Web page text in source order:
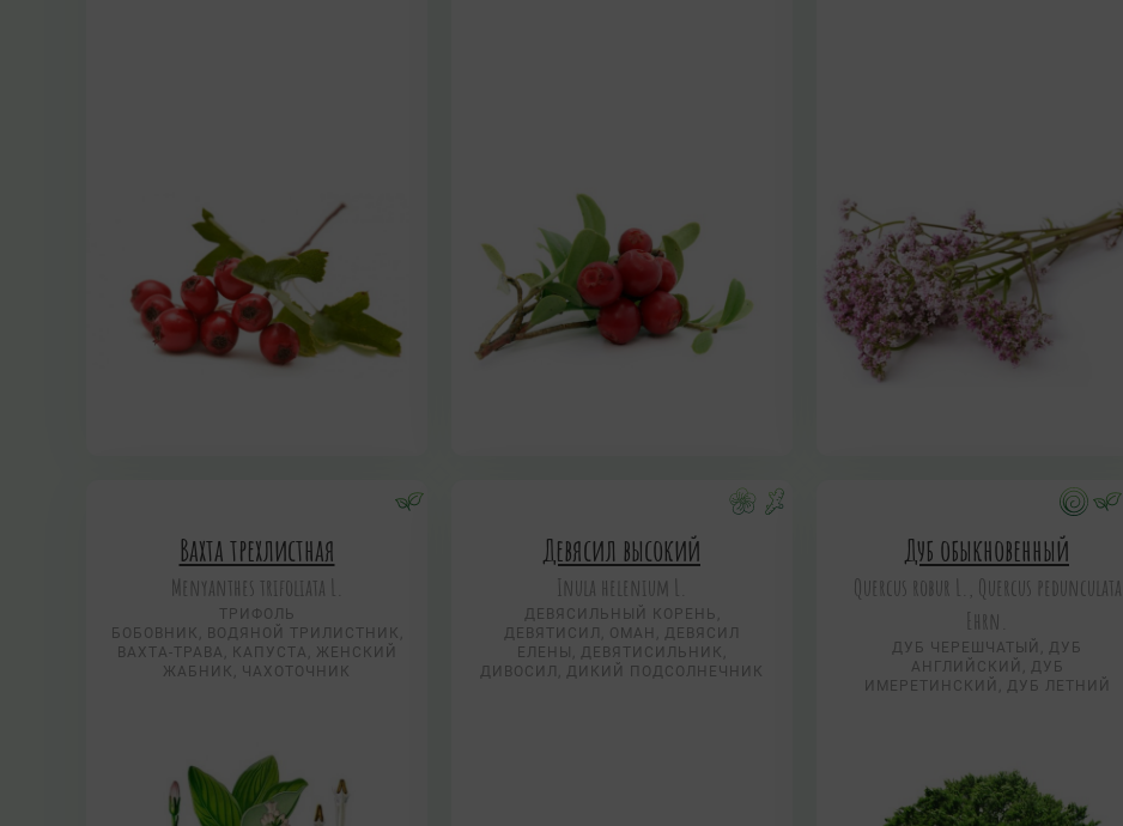
Вахта трехлистная
Menyanthes trifoliata L.
ТРИФОЛЬ
БОБОВНИК, ВОДЯНОЙ ТРИЛИСТНИК,
ВАХТА-ТРАВА, КАПУСТА, ЖЕНСКИЙ
ЖАБНИК, ЧАХОТОЧНИК
Девясил высокий
Inula helenium L.
ДЕВЯСИЛЬНЫЙ КОРЕНЬ,
ДЕВЯТИСИЛ, ОМАН, ДЕВЯСИЛ
ЕЛЕНЫ, ДЕВЯТИСИЛЬНИК,
ДИВОСИЛ, ДИКИЙ ПОДСОЛНЕЧНИК
Дуб обыкновенный
Quercus robur L., Quercus pedunculata
Ehrn.
ДУБ ЧЕРЕШЧАТЫЙ, ДУБ
АНГЛИЙСКИЙ, ДУБ
ИМЕРЕТИНСКИЙ, ДУБ ЛЕТНИЙ